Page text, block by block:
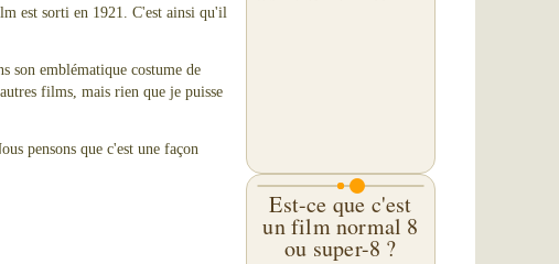
est sorti en 1921. C'est ainsi qu'il
son emblématique costume de
films, mais rien que je puisse
pensons que c'est une façon
Est-ce que c'est
un film normal 8
ou super-8 ?